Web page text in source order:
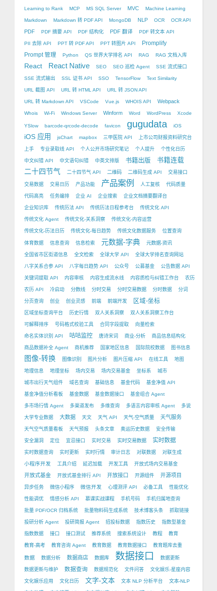
Learning to Rank MCP MS SQL Server MVC Machine Learning
Markdown Markdown 转 PDF API MongoDB NLP OCR OCR API
PDF PDF 摘要 API PDF 结构化 PDF 翻译 PDF 转文本 API
PII 去除 API PPT 转 PDF API PPT 转图片 API
Promplify
Prompt 管理
Python QS 世界大学排名 API RAG RAG 文档入库
React React Native SEO SEO 巡检 Agent SSE 流式接口
SSE 流式输出 SSL 证书 API SSO TensorFlow Text Similarity
URL 截图 API URL 转 HTML API URL 转 JSON API
URL 转 Markdown API VSCode Vue.js WHOIS API Webpack
Whois Wi-Fi Windows Server Winform Word WordPress Xcode
YSlow barcode-qrcode-decode favicon gugudata iOS
iOS 应用 jsChart mapbox 三甲医院 API 上市公司财报资料研究台
上手 专业录取线 API 个人公开市场研究笔记 个人提升 个性化日历
中文纠错 API 中文语句纠错 中英文排版 书籍出版 书籍连载
二十四节气 二十四节气 API 二维码 二维码生成 API 交易接口
交易数据 交易日历 产品功能 产品案例 人工复核 代码质量
代码高亮 任务编排 企业 AI 企业搜索 企业文档摘要翻译台
企业知识库 传统历法 API 传统历法日程参考台 传统文化 API
传统文化 Agent 传统文化-关系洞察 传统文化-内容运营
传统文化-历法日历 传统文化-每日趋势 传统文化数据服务 位置查询
体育数据 信息查询 信息检索 元数据-字典 元数据-资讯
全国省市区街道信息 全文检索 全球大学 API 全球大学排名查询网站
八字关系合参 API 八字每日趋势 API 公众号 公募基金 公告数据 API
关键词提取 API 内容审核 内容生成流水线 内容质检与纠错工作台 农历
农历 API 冷启动 分数线 分时交易 分时交易数据 分时数据 分词
分页查询 创业 创业灵感 前端 前端开发 区域-坐标
区域坐标查询平台 历史行情 双人关系洞察 双人关系洞察工作台
可解释排序 号码格式校验工具 合同字段提取 向量检索
命名实体识别 API 咕咕监控 唐诗宋词 商业-分析 商品信息结构化
商品数据补全 Agent 商机推荐 国家地区信息 国际院校数据 图书信息
图像-转换 图像识别 图片分析 图片压缩 API 在线工具 地图
地理信息 地理坐标 场内交易 场内交易基金 坐标系 城市
城市出行天气组件 域名查询 基础信息 基金代码 基金净值 API
基金净值分析看板 基金数据 基金数据接口 基金组合 Agent
多市场行情 Agent 多渠道发布 多维查询 多语言内容审核 Agent 多说
大学专业数据 大数据 天文 天气 API 天气-空气质量 天气服务
天气空气质量看板 天气预报 头条文章 奥运历史数据 安全传输
安全漏洞 定位 宜忌接口 实时交易 实时交易数据 实时数据
实时数据查询 实时更新 实时行情 审计日志 对联数据 对联生成
小程序开发 工具介绍 延迟加载 开发工具 开放式场内交易基金
开放式基金 开放式基金排行 API 开放接口 开源组件 开源项目
异步任务 微信小程序 微信开发 心理测评 API 必备工具 性能优化
性能调优 情感分析 API 慕课实战课程 手机号码 手机归属地查询
批量 PDF/OCR 归档系统 批量物料码生成系统 技术博客头条 抓取链接
投研分析 Agent 投研简报 Agent 招投标数据 指数历史 指数型基金
指数数据 接口 接口测试 推荐系统 搜索系统设计 教程 教育
教育-高考 教育咨询 Agent 教育数据 教育数据接口 教育题库去重
数据 数据分析 数据商店 数据库 数据接口 数据更新
数据更新与维护 数据查询 数据规范化 文件问答 文化娱乐-星座内容
文化娱乐应用 文化日历 文字-文本 文本 NLP 分析平台 文本-NLP